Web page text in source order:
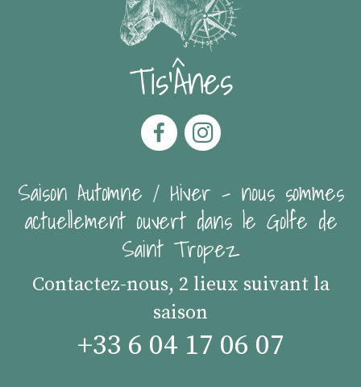
Tis'Ânes
Saison Automne / Hiver - nous sommes
actuellement ouvert dans le Golfe de
Saint Tropez
Contactez-nous, 2 lieux suivant la
saison
+33 6 04 17 06 07